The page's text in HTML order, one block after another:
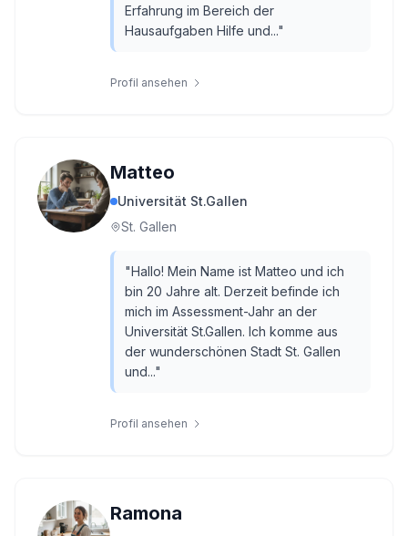
Erfahrung im Bereich der
Hausaufgaben Hilfe und..."
Profil ansehen
Matteo
Universität St.Gallen
St. Gallen
"Hallo! Mein Name ist Matteo und ich
bin 20 Jahre alt. Derzeit befinde ich
mich im Assessment-Jahr an der
Universität St.Gallen. Ich komme aus
der wunderschönen Stadt St. Gallen
und..."
Profil ansehen
Ramona